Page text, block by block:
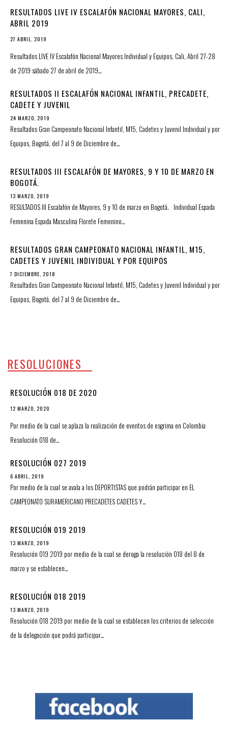
RESULTADOS LIVE IV ESCALAFÓN NACIONAL MAYORES, CALI,
ABRIL 2019
27 ABRIL, 2019
Resultados LIVE IV Escalafón Nacional Mayores Individual y Equipos, Cali, Abril 27-28
de 2019 sábado 27 de abril de 2019…
RESULTADOS II ESCALAFÓN NACIONAL INFANTIL, PRECADETE,
CADETE Y JUVENIL
24 MARZO, 2019
Resultados Gran Campeonato Nacional Infantil, M15, Cadetes y Juvenil Individual y por
Equipos, Bogotá, del 7 al 9 de Diciembre de…
RESULTADOS III ESCALAFÓN DE MAYORES, 9 Y 10 DE MARZO EN
BOGOTÁ.
13 MARZO, 2019
RESULTADOS III Escalafón de Mayores, 9 y 10 de marzo en Bogotá. Individual Espada
Femenina Espada Masculina Florete Femenino…
RESULTADOS GRAN CAMPEONATO NACIONAL INFANTIL, M15,
CADETES Y JUVENIL INDIVIDUAL Y POR EQUIPOS
7 DICIEMBRE, 2018
Resultados Gran Campeonato Nacional Infantil, M15, Cadetes y Juvenil Individual y por
Equipos, Bogotá, del 7 al 9 de Diciembre de…
RESOLUCIONES
RESOLUCIÓN 018 DE 2020
12 MARZO, 2020
Por medio de la cual se aplaza la realización de eventos de esgrima en Colombia
Resolución 018 de…
RESOLUCIÓN 027 2019
6 ABRIL, 2019
Por medio de la cual se avala a los DEPORTISTAS que podrán participar en EL
CAMPEONATO SURAMERICANO PRECADETES CADETES Y…
RESOLUCIÓN 019 2019
13 MARZO, 2019
Resolución 019 2019 por medio de la cual se deroga la resolución 018 del 8 de
marzo y se establecen…
RESOLUCIÓN 018 2019
13 MARZO, 2019
Resolución 018 2019 por medio de la cual se establecen los criterios de selección
de la delegación que podrá participar…